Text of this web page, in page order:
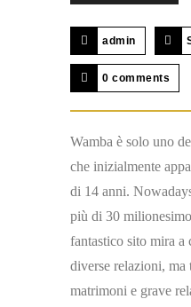
admin
0 comments
Wamba è solo uno
che inizialmente
di 14 anni.
più di 30
fantastico sito mira a
diverse relazioni, ma
matrimoni e grave